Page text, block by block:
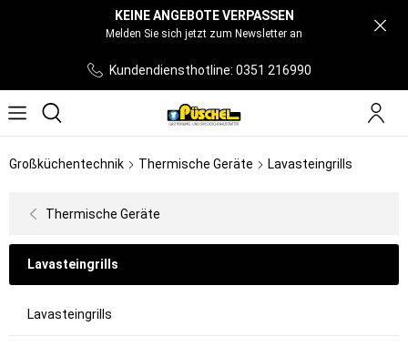
KEINE ANGEBOTE VERPASSEN
Melden Sie sich jetzt zum Newsletter an
Kundendiensthotline: 0351 216990
Großküchentechnik Thermische Geräte Lavasteingrills
Thermische Geräte
Lavasteingrills
Lavasteingrills